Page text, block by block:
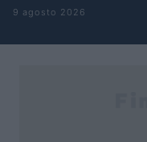
Saltar al contenido
9 agosto 2026